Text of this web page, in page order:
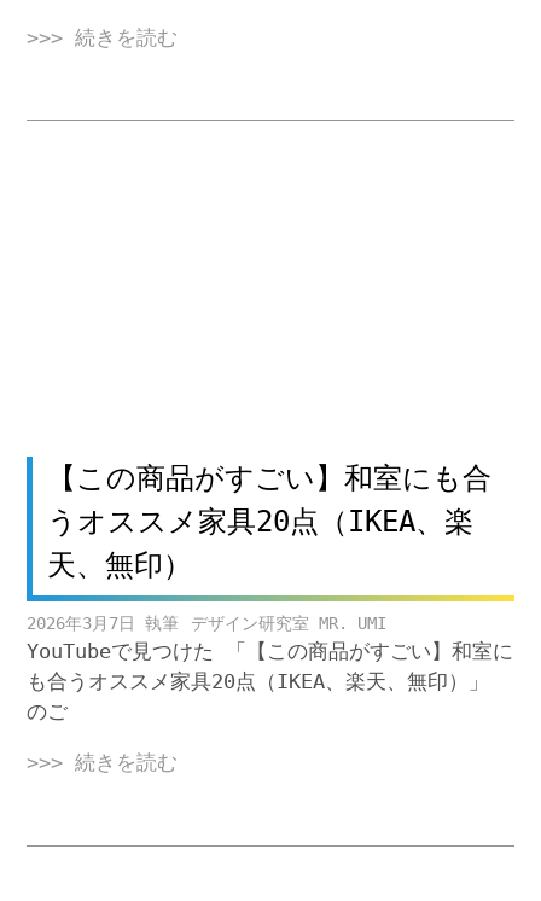
>>> 続きを読む
【この商品がすごい】和室にも合
うオススメ家具20点（IKEA、楽
天、無印）
2026年3月7日 デザイン研究室 MR. UMI
YouTubeで見つけた 「【この商品がすごい】和室に
も合うオススメ家具20点（IKEA、楽天、無印）」
のご
>>> 続きを読む